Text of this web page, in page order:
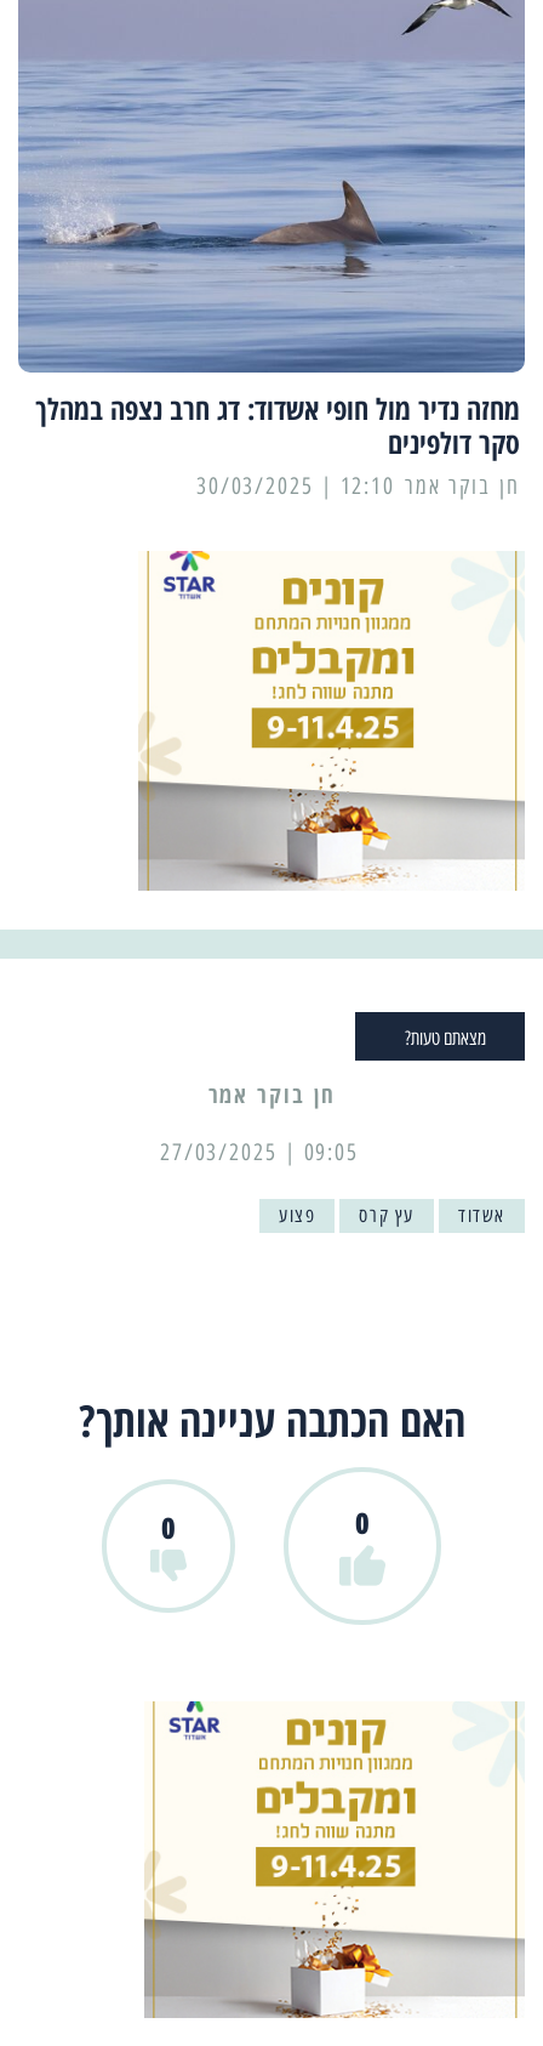
מחזה נדיר מול חופי אשדוד: דג חרב נצפה במהלך
סקר דולפינים
12:10 | 30/03/2025
מצאתם טעות?
09:05 | 27/03/2025
אשדוד עץ קרס פצוע
האם הכתבה עניינה אותך?
0
0